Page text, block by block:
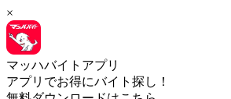
×
マッハバイトアプリ
アプリでお得にバイト探し！